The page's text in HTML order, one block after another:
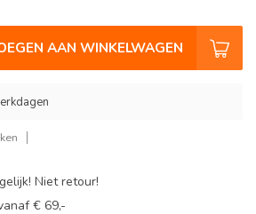
AAN WINKELWAGEN
Niet retour!
€ 69,-